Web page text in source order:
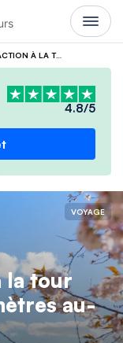
NOUVELLE ATTRACTION À LA TOUR EIFFEL : MARCHEZ 60 MÈTRES AU-DESSUS DE PARIS
4.8/5
VOYAGE
la tour
au-